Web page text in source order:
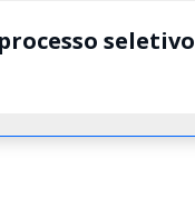
seletivo